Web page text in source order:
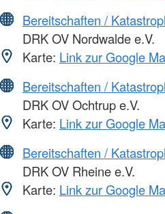
Bereitschaften /
DRK OV Nordwalde e.V.
Karte: Link zur Google
Bereitschaften /
DRK OV Ochtrup e.V.
Karte: Link zur Google
Bereitschaften /
DRK OV Rheine e.V.
Karte: Link zur Google